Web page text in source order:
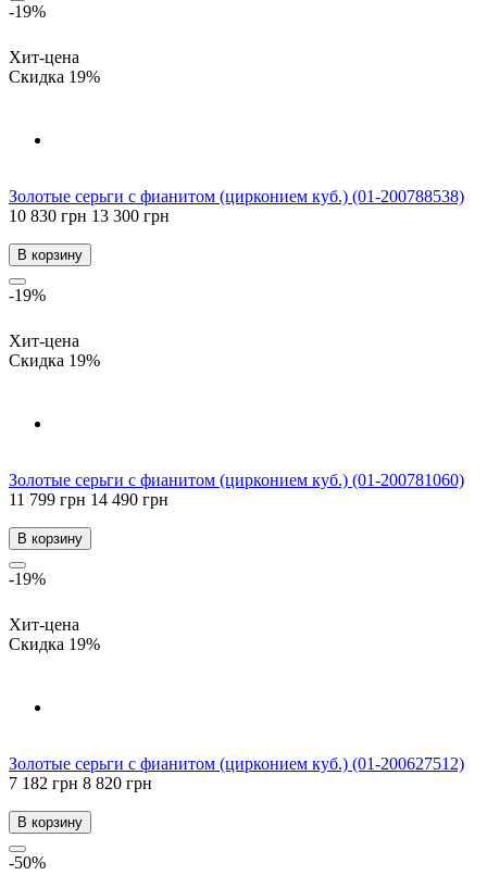
-19%
Хит-цена
Скидка 19%
Золотые серьги с фианитом (цирконием куб.) (01-200788538)
10 830 грн 13 300 грн
В корзину
-19%
Хит-цена
Скидка 19%
Золотые серьги с фианитом (цирконием куб.) (01-200781060)
11 799 грн 14 490 грн
В корзину
-19%
Хит-цена
Скидка 19%
Золотые серьги с фианитом (цирконием куб.) (01-200627512)
7 182 грн 8 820 грн
В корзину
-50%